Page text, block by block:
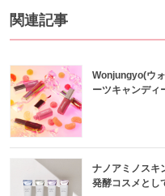
関連記事
Wonjungyo(ウ
ーツキャンデ
ナノアミノスキ
発酵コスメとし